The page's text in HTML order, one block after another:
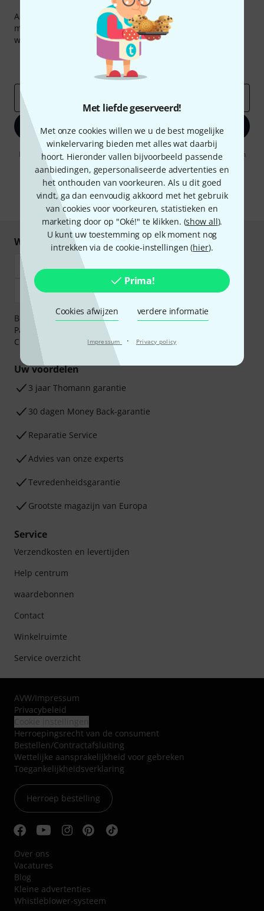
Met liefde geserveerd!
Met onze cookies willen we u de best mogelijke
winkelervaring bieden met alles wat daarbij
hoort. Hieronder vallen bijvoorbeeld passende
aanbiedingen, gepersonaliseerde advertenties en
het onthouden van voorkeuren. Als u dit goed
vindt, ga dan eenvoudig akkoord met het gebruik
van cookies voor voorkeuren, statistieken en
marketing door op "Oké!" te klikken. (show all).
U kunt uw toestemming op elk moment nog
intrekken via de cookie-instellingen (hier).
Prima!
Cookies afwijzen verdere informatie
Impressum · Privacy policy
Abonneer u op de Thomann-nieuwsbrief in het Engels en
met een beetje geluk kunt u een van50 vouchers
waarde van
per stuk winnen!
Inspirerende bijdragen
Thomann-inzichten
E-Mail adres
Registreer nu
Door op "Registreer nu" te klikken, gaat u akkoord met het ontvangen
van e-mailreclame. U kunt zich op elk moment afmelden. Meer
informatie over de nieuwsbrief vindt u in onzerichtlijn
gegevensbescherming.
* Benodigd
Winkel en betaal veilig
Betaalt u veilig en vertrouwd met Bankoverschrijving,
PayPal, iDEAL,
Klarna Betaal Nu
Creditcard.
Uw voordelen
3 jaar Thomann garantie
30 dagen Money Back-garantie
Reparatie Service
Advies van onze experts
Tevredenheidsgarantie
Grootste magazijn van Europa
Service
Verzendkosten en levertijden
Help centrum
waardebonnen
Contact
Winkelruimte
Service overzicht
AVW/Impressum
Privacybeleid
Herroepingsrecht van de consument
Bestellen/Contractafsluiting
Wettelijke aansprakelijkheid voor gebreken
Toegankelijkheidsverklaring
Herroep bestelling
Over ons
Vacatures
Blog
Kleine advertenties
Whistleblower-systeem